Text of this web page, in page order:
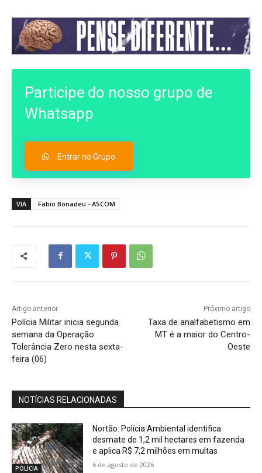
Participe do nosso grupo de
Whatsapp
Entrar no Grupo
VIA Fabio Bonadeu - ASCOM
Artigo anterior
Polícia Militar inicia segunda
semana da Operação
Tolerância Zero nesta sexta-
feira (06)
Próximo artigo
Taxa de analfabetismo em
MT é a maior do Centro-
Oeste
NOTÍCIAS RELACIONADAS
POLÍCIA
Nortão: Polícia Ambiental identifica
desmate de 1,2 mil hectares em fazenda
e aplica R$ 7,2 milhões em multas
6 de agosto de 2026